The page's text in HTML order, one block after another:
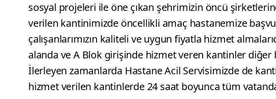
sosyal projeleri ile öne çıkan şehrimizin öncü
verilen kantinimizde öncellikli amaç hastanemize
çalışanlarımızın kaliteli ve uygun fiyatla hizmet
alanda ve A Blok girişinde hizmet veren kantinler
İlerleyen zamanlarda Hastane Acil Servisimizde de
hizmet verilen kantinlerde 24 saat boyunca tüm